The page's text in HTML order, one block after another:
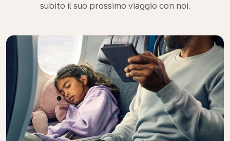
subito il suo prossimo viaggio con noi.